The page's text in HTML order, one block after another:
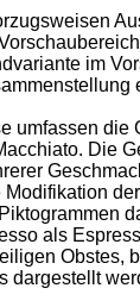
im
umfassen die
Die
als
Obstes,
dargestellt